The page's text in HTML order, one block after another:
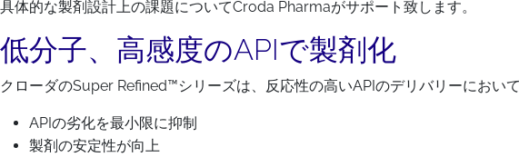
具体的な製剤設計上の課題についてCroda Pharmaがサポート致します。
低分子、高感度のAPIで製剤化
クローダのSuper Refined™シリーズは、反応性の高いAPIのデリバリーにおい
APIの劣化を最小限に抑制
製剤の安定性が向上